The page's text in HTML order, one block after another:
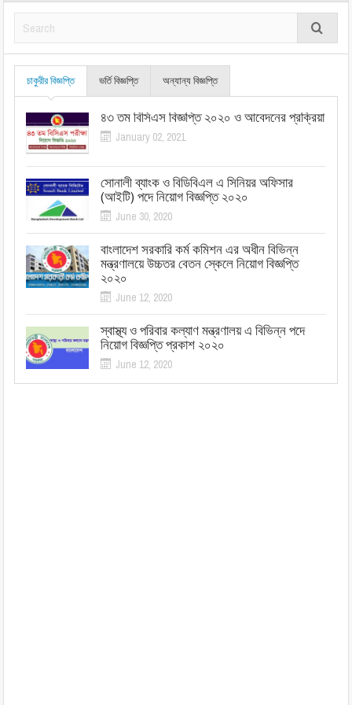
চাকুরীর বিজ্ঞপ্তি ভর্তি বিজ্ঞপ্তি অন্যান্য বিজ্ঞপ্তি
৪৩ তম বিসিএস বিজ্ঞপ্তি ২০২০ ও আবেদনের প্রক্রিয়া
January 02, 2021
সোনালী ব্যাংক ও বিডিবিএল এ সিনিয়র অফিসার
(আইটি) পদে নিয়োগ বিজ্ঞপ্তি ২০২০
June 30, 2020
বাংলাদেশ সরকারি কর্ম কমিশন এর অধীন বিভিন্ন
মন্ত্রণালয়ে উচ্চতর বেতন স্কেলে নিয়োগ বিজ্ঞপ্তি
২০২০
June 12, 2020
স্বাস্থ্য ও পরিবার কল্যাণ মন্ত্রণালয় এ বিভিন্ন পদে
নিয়োগ বিজ্ঞপ্তি প্রকাশ ২০২০
June 12, 2020